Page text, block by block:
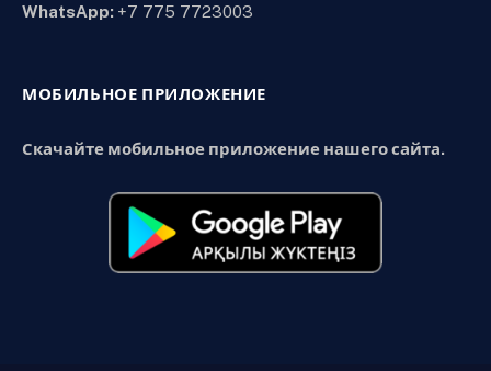
WhatsApp: +7 775 7723003
МОБИЛЬНОЕ ПРИЛОЖЕНИЕ
Скачайте мобильное приложение нашего сайта.